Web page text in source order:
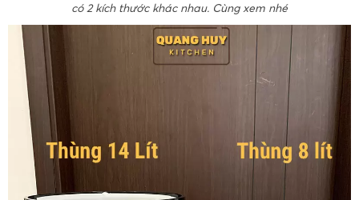
có 2 kích thước khác nhau. Cùng xem nhé